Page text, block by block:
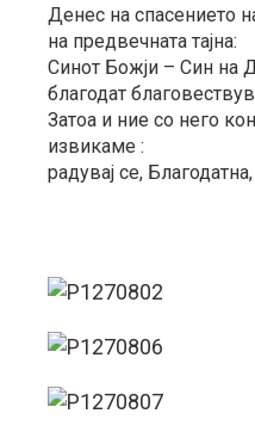
Денес на спасението
на предвечната тајна:
Синот Божји – Син на
благодат
Затоа и ние со него
извикаме :
радувај се,